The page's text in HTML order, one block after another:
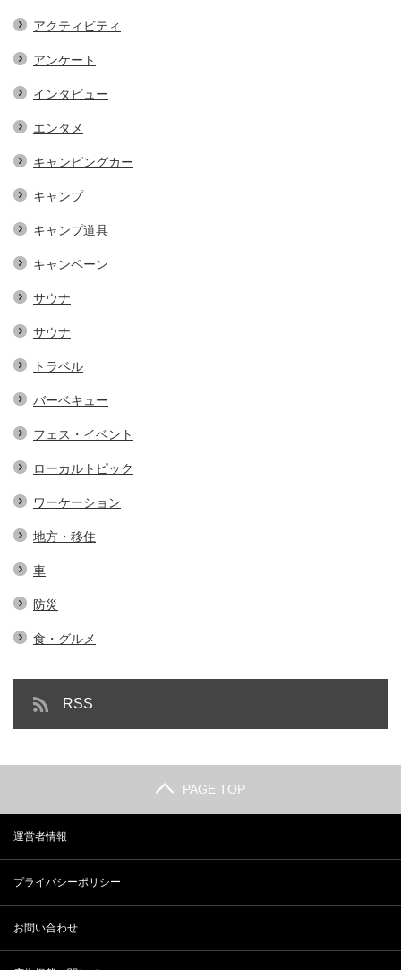
アクティビティ
アンケート
インタビュー
エンタメ
キャンピングカー
キャンプ
キャンプ道具
キャンペーン
サウナ
サウナ
トラベル
バーベキュー
フェス・イベント
ローカルトピック
ワーケーション
地方・移住
車
防災
食・グルメ
RSS
PAGE TOP
運営者情報
プライバシーポリシー
お問い合わせ